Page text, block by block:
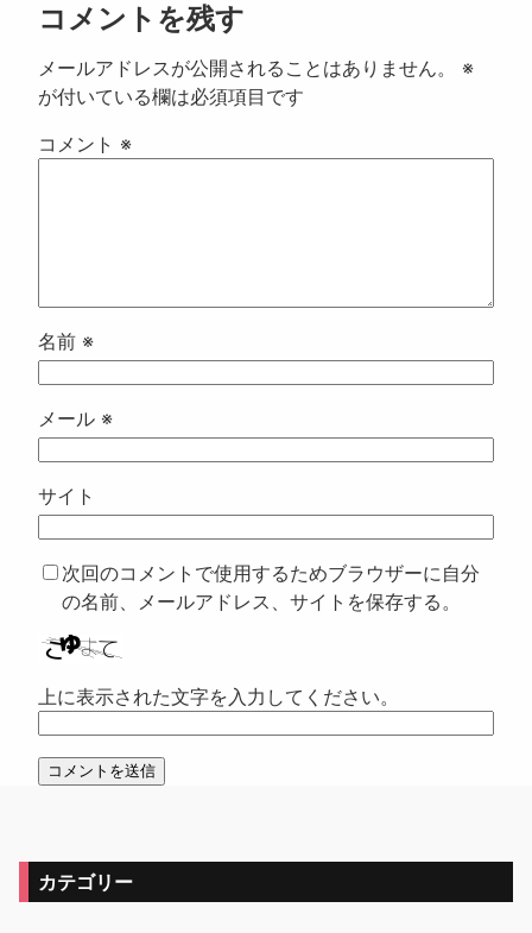
コメントを残す
メールアドレスが公開されることはありません。
※
が付いている欄は必須項目です
コメント ※
名前 ※
メール ※
サイト
次回のコメントで使用するためブラウザーに自分
の名前、メールアドレス、サイトを保存する。
上に表示された文字を入力してください。
カテゴリー